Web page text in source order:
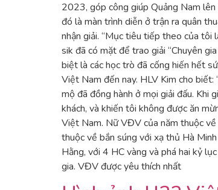
2023, góp công giúp Quảng Nam
đó là màn trình diễn ở trận ra quân
nhận giải. “Mục tiêu tiếp theo của tôi
sik đã có mặt để trao giải “Chuyên
biệt là các học trò đã cống hiến hết
Việt Nam đến nay. HLV Kim cho
mộ đã đồng hành ở mọi giải đấu. Khi
khách, và khiến tôi không được ăn
Việt Nam. Nữ VĐV của năm thuộc về
thuộc về bắn súng với xạ thủ Hà
Hằng, với 4 HC vàng và phá hai kỷ
gia. VĐV được yêu thích nhất